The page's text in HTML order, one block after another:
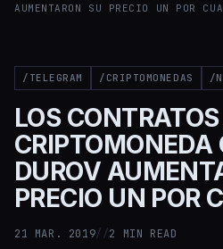
AUMENTARON SU PRECIO UN POR
/TELEGRAM /CRIPTOMONEDAS /
LOS
CRIPTOMONEDA
DUROV
PRECIO UN POR
21 MAR. 2019//2 MIN READ